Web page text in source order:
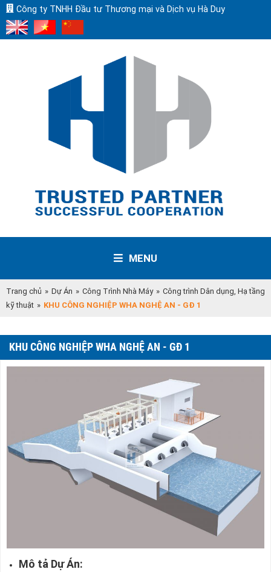
Công ty TNHH Đầu tư Thương mại và Dịch vụ Hà Duy
MENU
Trang chủ » Dự Án » Công Trình Nhà Máy » Công trình Dân dụng, Hạ tầng
kỹ thuật » KHU CÔNG NGHIỆP WHA NGHỆ AN - GĐ 1
KHU CÔNG NGHIỆP WHA NGHỆ AN - GĐ 1
Mô tả Dự Án: